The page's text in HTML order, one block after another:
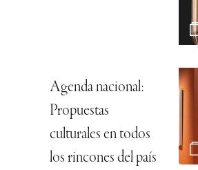
Agenda nacional:
Propuestas
culturales en todos
los rincones del país